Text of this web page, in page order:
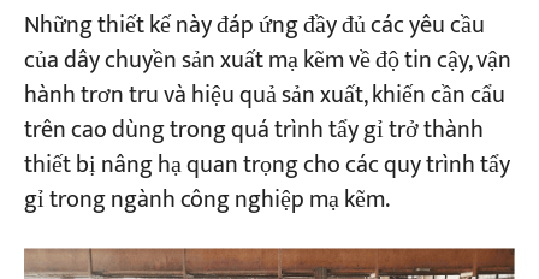
Những thiết kế này đáp ứng đầy đủ các yêu cầu
của dây chuyền sản xuất mạ kẽm về độ tin cậy, vận
hành trơn tru và hiệu quả sản xuất, khiến cần cẩu
trên cao dùng trong quá trình tẩy gỉ trở thành
thiết bị nâng hạ quan trọng cho các quy trình tẩy
gỉ trong ngành công nghiệp mạ kẽm.